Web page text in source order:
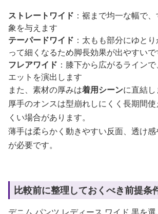
ストレートワイド ：裾まで均一な幅で
象を与えます
テーパードワイド ：太もも部分にゆと
って細くなるため脚長効果が出やすいで
フレアワイド ：膝下から広がるライン
エットを演出します
また、素材の厚みは着用シーンに直結し
厚手のオンスは型崩れしにくく長期間
くい場合があります。
薄手は柔らかく動きやすい反面、透け
が必要です。
比較前に整理しておくべき前提条